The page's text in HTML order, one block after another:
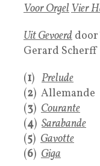
Voor OrgelVier
Uit Gevoerd door
Gerard Scherff
(1) Prelude
(2) Allemande
(3) Courante
(4) Sarabande
(5) Gavotte
(6) Giga